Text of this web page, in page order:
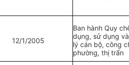
12/1/2005
Ban hành Quy
dụng, sử dụng
lý cán bộ, công
phường, thị trấn